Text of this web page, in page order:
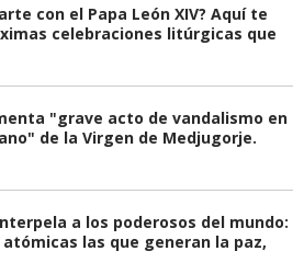
con el Papa León XIV? Aquí te
celebraciones litúrgicas que
"grave acto de vandalismo en
de la Virgen de Medjugorje.
a los poderosos del mundo:
las que generan la paz,